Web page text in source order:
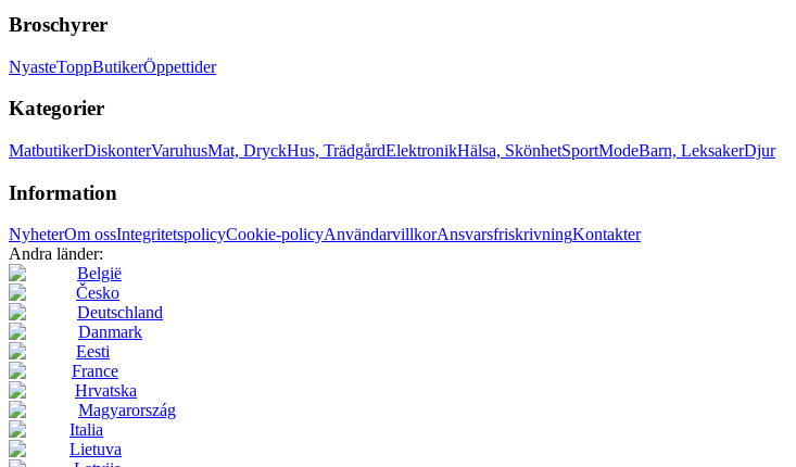
Broschyrer
NyasteToppButikerÖppettider
Kategorier
MatbutikerDiskonterVaruhusMat, DryckHus, TrädgårdElektronikHälsa, SkönhetSportModeBarn, LeksakerDjur
Information
NyheterOm ossIntegritetspolicyCookie-policyAnvändarvillkorAnsvarsfriskrivningKontakter
Andra länder:
België
Česko
Deutschland
Danmark
Eesti
France
Hrvatska
Magyarország
Italia
Lietuva